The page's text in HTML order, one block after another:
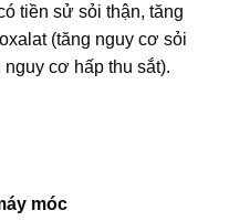
tiền sử sỏi thận, tăng
(tăng nguy cơ sỏi
cơ hấp thu sắt).
móc